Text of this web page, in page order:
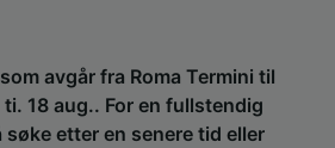
avgår fra Roma Termini til
18 aug.. For en fullstendig
etter en senere tid eller